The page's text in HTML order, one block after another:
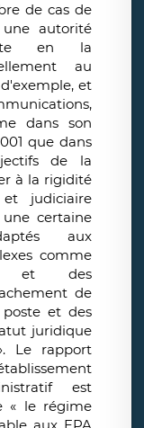
de cas de
autorité
en la
au
et
dans son
que dans
de la
à la rigidité
judiciaire
une certaine
aux
comme
et des
de
et des
juridique
Le rapport
est
« le régime